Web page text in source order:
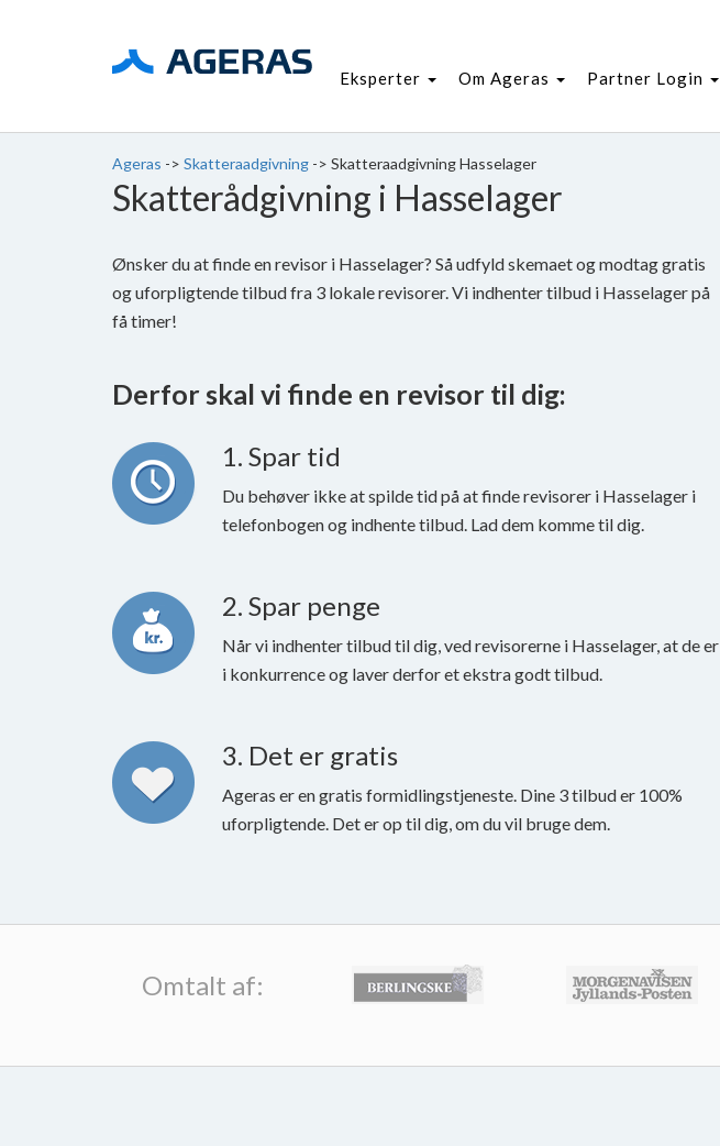
Eksperter Om Ageras Partner Login
Ageras -> Skatteraadgivning -> Skatteraadgivning Hasselager
Skatterådgivning i Hasselager
Ønsker du at finde en revisor i Hasselager? Så udfyld skemaet og modtag gratis
og uforpligtende tilbud fra 3 lokale revisorer. Vi indhenter tilbud i Hasselager på
få timer!
Derfor skal vi finde en revisor til dig:
1. Spar tid
Du behøver ikke at spilde tid på at finde revisorer i Hasselager i
telefonbogen og indhente tilbud. Lad dem komme til dig.
2. Spar penge
Når vi indhenter tilbud til dig, ved revisorerne i Hasselager, at de er
i konkurrence og laver derfor et ekstra godt tilbud.
3. Det er gratis
Ageras er en gratis formidlingstjeneste. Dine 3 tilbud er 100%
uforpligtende. Det er op til dig, om du vil bruge dem.
Omtalt af: